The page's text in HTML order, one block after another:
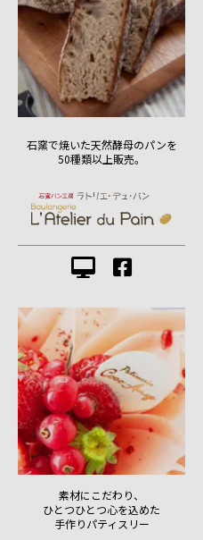
石窯で焼いた天然酵母のパンを
50種類以上販売。
素材にこだわり、
ひとつひとつ心を込めた
手作りパティスリー